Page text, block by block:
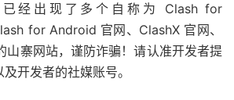
已经出现了多个自称为 Clash for
for Android 官网、ClashX 官网、
山寨网站，谨防诈骗！请认准开发者提
开发者的社媒账号。